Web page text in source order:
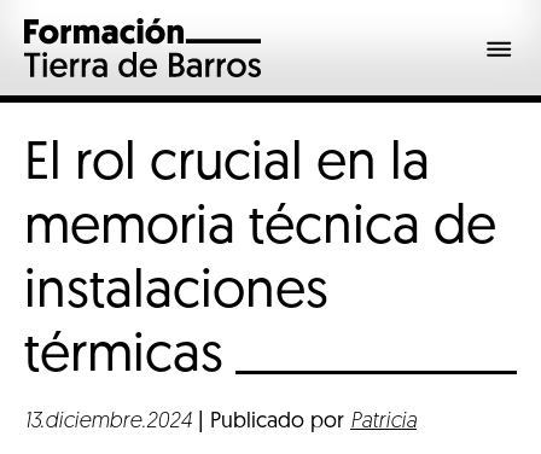
El rol crucial en la
memoria técnica de
instalaciones
térmicas
13.diciembre.2024 | Publicado por Patricia